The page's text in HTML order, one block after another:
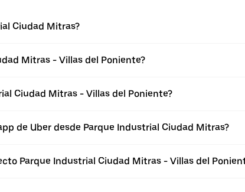
Ciudad Mitras?
Mitras - Villas del Poniente?
Ciudad Mitras - Villas del Poniente?
de Uber desde Parque Industrial Ciudad Mitras?
Parque Industrial Ciudad Mitras - Villas del